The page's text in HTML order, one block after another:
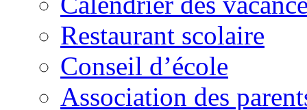
Restaurant scolaire
Conseil d’école
Association des